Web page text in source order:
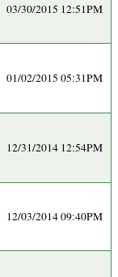
03/30/2015 12:51PM
01/02/2015 05:31PM
12/31/2014 12:54PM
12/03/2014 09:40PM